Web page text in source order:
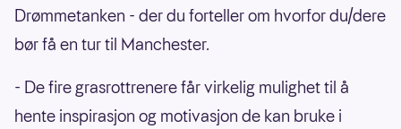
Drømmetanken - der du forteller om hvorfor du/dere
bør få en tur til Manchester.
- De fire grasrottrenere får virkelig mulighet til å
hente inspirasjon og motivasjon de kan bruke i